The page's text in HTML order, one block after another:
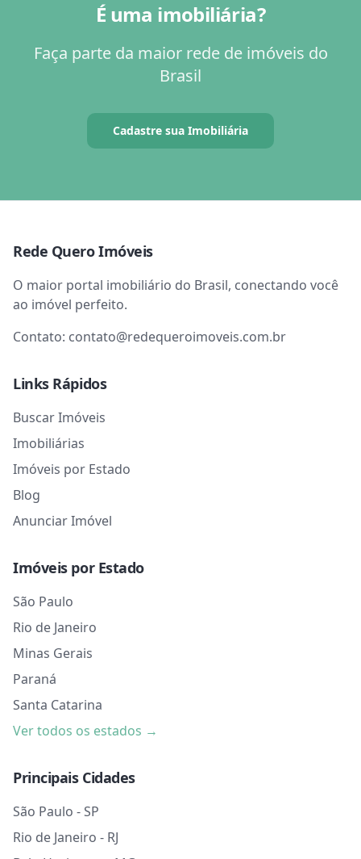
É uma imobiliária?
Faça parte da maior rede de imóveis do
Brasil
Cadastre sua Imobiliária
Rede Quero Imóveis
O maior portal imobiliário do Brasil, conectando você
ao imóvel perfeito.
Contato: contato@redequeroimoveis.com.br
Links Rápidos
Buscar Imóveis
Imobiliárias
Imóveis por Estado
Blog
Anunciar Imóvel
Imóveis por Estado
São Paulo
Rio de Janeiro
Minas Gerais
Paraná
Santa Catarina
Ver todos os estados →
Principais Cidades
São Paulo - SP
Rio de Janeiro - RJ